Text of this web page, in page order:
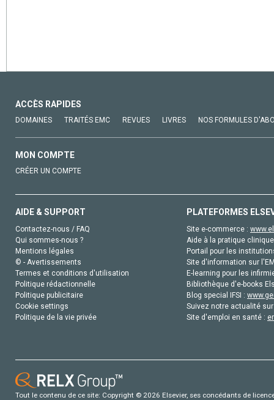
ACCÈS RAPIDES
DOMAINES TRAITÉS EMC REVUES LIVRES NOS FORMULES
MON COMPTE
CRÉER UN COMPTE
AIDE & SUPPORT
Contactez-nous / FAQ
Qui sommes-nous ?
Mentions légales
© - Avertissements
Termes et conditions d'utilisation
Politique rédactionnelle
Politique publicitaire
Cookie settings
Politique de la vie privée
PLATEFORMES
Site e-commerce :
Aide à la pratique
Portail pour les
Site d'information sur
E-learning pour les
Bibliothèque d'e-books
Blog special IFSI :
Suivez notre actualité
Site d'emploi en santé :
Tout le contenu de ce site: Copyright © 2026 Elsevier, ses concédants de